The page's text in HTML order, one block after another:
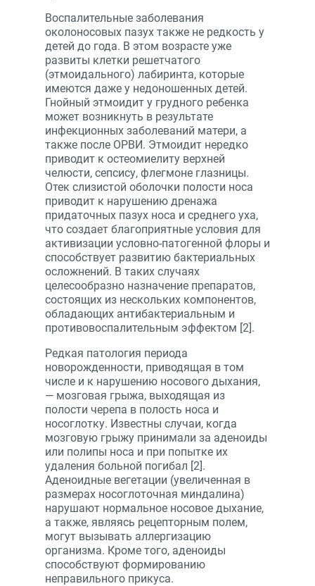
Воспалительные заболевания
околоносовых пазух также не редкость у
детей до года. В этом возрасте уже
развиты клетки решетчатого
(этмоидального) лабиринта, которые
имеются даже у недоношенных детей.
Гнойный этмоидит у грудного ребенка
может возникнуть в результате
инфекционных заболеваний матери, а
также после ОРВИ. Этмоидит нередко
приводит к остеомиелиту верхней
челюсти, сепсису, флегмоне глазницы.
Отек слизистой оболочки полости носа
приводит к нарушению дренажа
придаточных пазух носа и среднего уха,
что создает благоприятные условия для
активизации условно-патогенной флоры и
способствует развитию бактериальных
осложнений. В таких случаях
целесообразно назначение препаратов,
состоящих из нескольких компонентов,
обладающих антибактериальным и
противовоспалительным эффектом [2].
Редкая патология периода
новорожденности, приводящая в том
числе и к нарушению носового дыхания,
— мозговая грыжа, выходящая из
полости черепа в полость носа и
носоглотку. Известны случаи, когда
мозговую грыжу принимали за аденоиды
или полипы носа и при попытке их
удаления больной погибал [2].
Аденоидные вегетации (увеличенная в
размерах носоглоточная миндалина)
нарушают нормальное носовое дыхание,
а также, являясь рецепторным полем,
могут вызывать аллергизацию
организма. Кроме того, аденоиды
способствуют формированию
неправильного прикуса.